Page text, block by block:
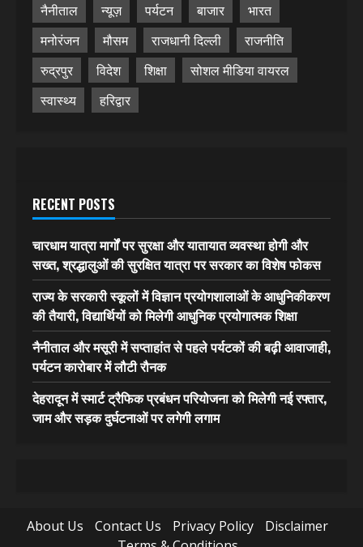
नैनीताल
न्यूज़ पर्यटन बाजार
भारत
मनोरंजन
मौसम राजधानी दिल्ली
राजनीति
रुद्रपुर
विदेश शिक्षा
सोशल मीडिया वायरल
स्वास्थ्य
हरिद्वार
RECENT POSTS
चारधाम यात्रा मार्गों पर सुरक्षा और यातायात व्यवस्था होगी और
सख्त, श्रद्धालुओं की सुरक्षित यात्रा पर सरकार का विशेष फोकस
राज्य के सरकारी स्कूलों में विज्ञान प्रयोगशालाओं के आधुनिकीकरण
की तैयारी, विद्यार्थियों को मिलेगी आधुनिक प्रयोगात्मक शिक्षा
नैनीताल और मसूरी में सप्ताहांत से पहले पर्यटकों की बढ़ी आवाजाही,
पर्यटन कारोबार में लौटी रौनक
देहरादून में स्मार्ट ट्रैफिक प्रबंधन परियोजना को मिलेगी नई रफ्तार,
जाम और सड़क दुर्घटनाओं पर लगेगी लगाम
About Us Contact Us Privacy Policy
Disclaimer